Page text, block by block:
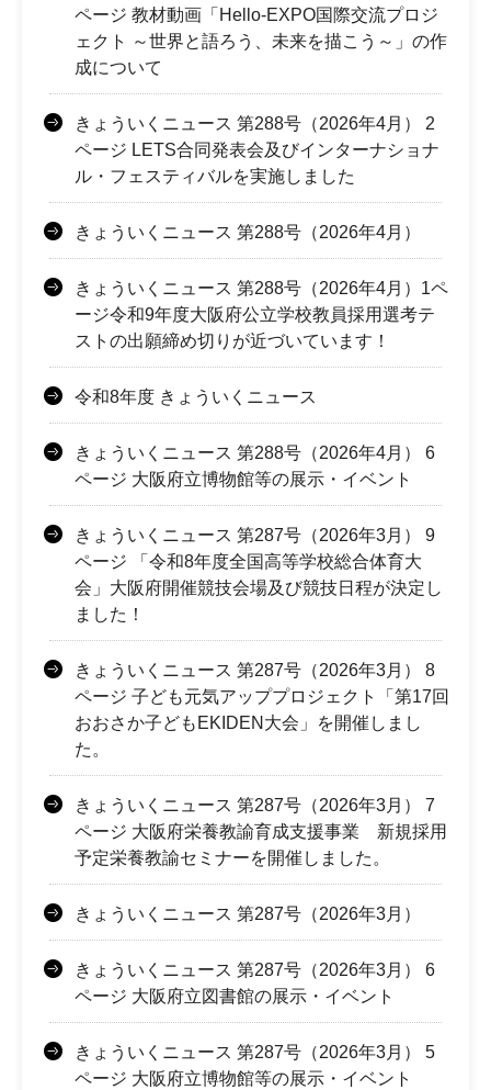
ページ 教材動画「Hello-EXPO国際交流プロジ
ェクト ～世界と語ろう、未来を描こう～」の作
成について
きょういくニュース 第288号（2026年4月） 2
ページ LETS合同発表会及びインターナショナ
ル・フェスティバルを実施しました
きょういくニュース 第288号（2026年4月）
きょういくニュース 第288号（2026年4月）1ペ
ージ令和9年度大阪府公立学校教員採用選考テ
ストの出願締め切りが近づいています！
令和8年度 きょういくニュース
きょういくニュース 第288号（2026年4月） 6
ページ 大阪府立博物館等の展示・イベント
きょういくニュース 第287号（2026年3月） 9
ページ 「令和8年度全国高等学校総合体育大
会」大阪府開催競技会場及び競技日程が決定し
ました！
きょういくニュース 第287号（2026年3月） 8
ページ 子ども元気アッププロジェクト「第17回
おおさか子どもEKIDEN大会」を開催しまし
た。
きょういくニュース 第287号（2026年3月） 7
ページ 大阪府栄養教諭育成支援事業 新規採用
予定栄養教諭セミナーを開催しました。
きょういくニュース 第287号（2026年3月）
きょういくニュース 第287号（2026年3月） 6
ページ 大阪府立図書館の展示・イベント
きょういくニュース 第287号（2026年3月） 5
ページ 大阪府立博物館等の展示・イベント